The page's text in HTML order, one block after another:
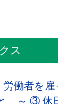
ス
労働者を
～ ③ 休